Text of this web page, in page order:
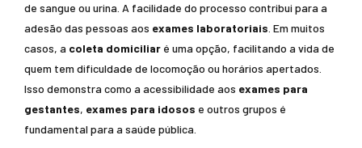
de sangue ou urina. A facilidade do processo contribui para a
adesão das pessoas aos exames laboratoriais . Em muitos
casos, a coleta domiciliar é uma opção, facilitando a vida de
quem tem dificuldade de locomoção ou horários apertados.
Isso demonstra como a acessibilidade aos exames para
gestantes, exames para idosos e outros grupos é
fundamental para a saúde pública.